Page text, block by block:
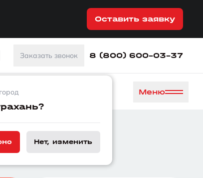
Оставить заявку
Нет, изменить
Заказать звонок 8 (800) 600-03-37
Меню